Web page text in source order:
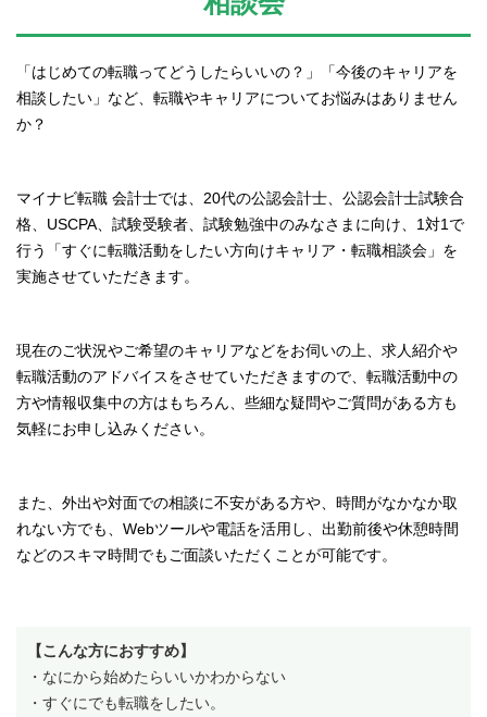
「はじめての転職ってどうしたらいいの？」「今後のキャリアを
相談したい」など、転職やキャリアについてお悩みはありません
か？
マイナビ転職 会計士では、20代の公認会計士、公認会計士試験合
格、USCPA、試験受験者、試験勉強中のみなさまに向け、1対1で
行う「すぐに転職活動をしたい方向けキャリア・転職相談会」を
実施させていただきます。
現在のご状況やご希望のキャリアなどをお伺いの上、求人紹介や
転職活動のアドバイスをさせていただきますので、転職活動中の
方や情報収集中の方はもちろん、些細な疑問やご質問がある方も
気軽にお申し込みください。
また、外出や対面での相談に不安がある方や、時間がなかなか取
れない方でも、Webツールや電話を活用し、出勤前後や休憩時間
などのスキマ時間でもご面談いただくことが可能です。
【こんな方におすすめ】
・なにから始めたらいいかわからない
・すぐにでも転職をしたい。